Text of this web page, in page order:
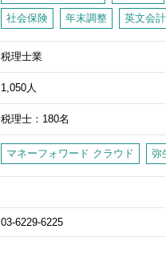
社会保険 年末調整 英文会計
税理士業
1,050人
税理士 180名
マネーフォワード クラウド 弥
03-6229-6225